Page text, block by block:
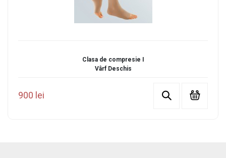
Clasa de compresie I
Vârf Deschis
900 lei